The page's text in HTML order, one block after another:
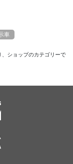
車
ショップのカテゴリーで